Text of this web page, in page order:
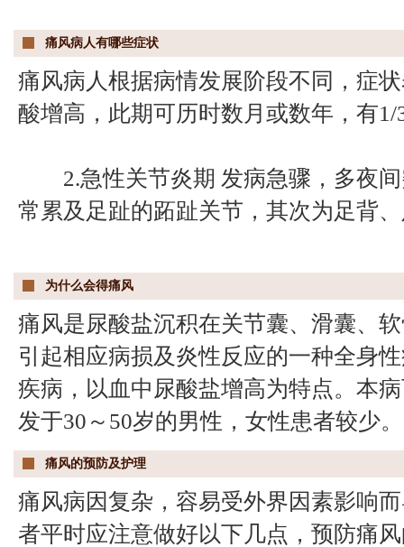
痛风病人有哪些症状
痛风病人根据病情发展阶段不同，症
酸增高，此期可历时数月或数年，有
2.急性关节炎期 发病急骤，多夜间
常累及足趾的跖趾关节，其次为足背
为什么会得痛风
痛风是尿酸盐沉积在关节囊、滑囊、
引起相应病损及炎性反应的一种全身
疾病，以血中尿酸盐增高为特点。本
发于30～50岁的男性，女性患者较少。
痛风的预防及护理
痛风病因复杂，容易受外界因素影响
者平时应注意做好以下几点，预防痛